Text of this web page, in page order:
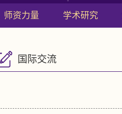
师资力量 学术研究
国际交流